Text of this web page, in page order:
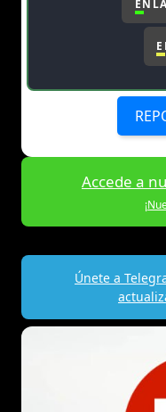
Accede a
Únete a